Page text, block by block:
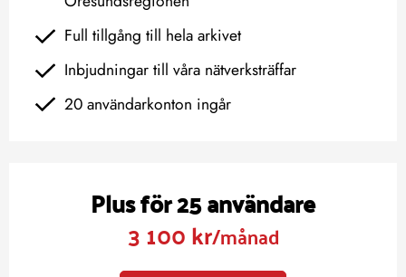
Full tillgång till hela arkivet
Inbjudningar till våra nätverksträffar
20 användarkonton ingår
Plus för 25 användare
3 100 kr/månad